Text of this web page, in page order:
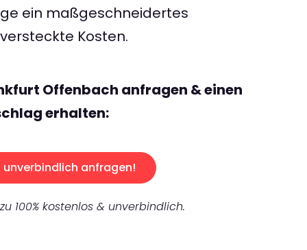
ein maßgeschneidertes
Kosten.
Offenbach anfragen & einen
erhalten:
unverbindlich anfragen!
100% kostenlos & unverbindlich.